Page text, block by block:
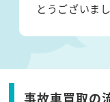
とうございまし
事故車買取の